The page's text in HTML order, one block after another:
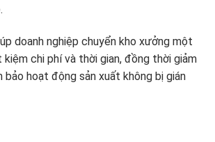
doanh nghiệp chuyển kho xưởng một
chi phí và thời gian, đồng thời giảm
bảo hoạt động sản xuất không bị gián